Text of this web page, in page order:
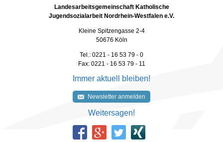
Landesarbeitsgemeinschaft Katholische
Jugendsozialarbeit Nordrhein-Westfalen e.V.
Kleine Spitzengasse 2-4
50676 Köln
Tel.: 0221 - 16 53 79 - 0
Fax: 0221 - 16 53 79 - 11
Immer aktuell bleiben!
Newsletter anmelden
Weitersagen!